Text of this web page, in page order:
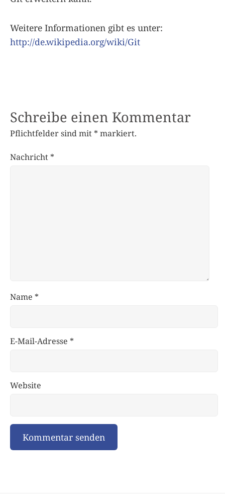
Weitere Informationen gibt es unter:
http://de.wikipedia.org/wiki/Git
Schreibe einen Kommentar
Pflichtfelder sind mit * markiert.
Nachricht *
Name *
E-Mail-Adresse *
Website